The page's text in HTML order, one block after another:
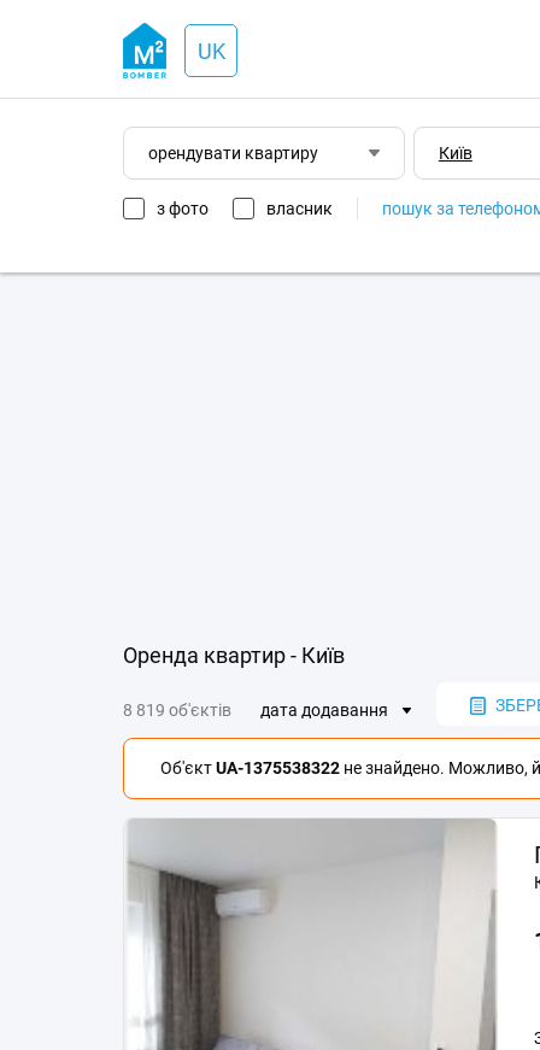
UK
орендувати квартиру
з фото власник пошук за
Оренда квартир - Київ
8 819 об'єктів дата додавання
Об'єктUA-1375538322 не знайдено. Можливо,